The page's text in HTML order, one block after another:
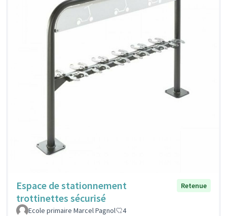
Espace de stationnement
trottinettes sécurisé
Retenue
Ecole primaire Marcel Pagnol 4